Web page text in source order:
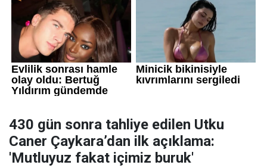
430 gün sonra tahliye edilen Utku
Caner Çaykara’dan ilk açıklama:
'Mutluyuz fakat içimiz buruk'